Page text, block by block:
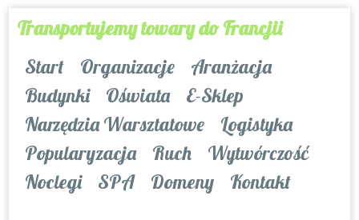
Transportujemy towary do Francjii
Start
Organizacje
Aranżacja
Budynki
Oświata
E-Sklep
Narzędzia Warsztatowe
Logistyka
Popularyzacja
Ruch
Wytwórczość
Noclegi
SPA Domeny Kontakt